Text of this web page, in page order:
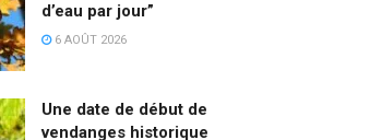
d’eau par jour”
6 AOÛT 2026
Une date de début de
vendanges historique